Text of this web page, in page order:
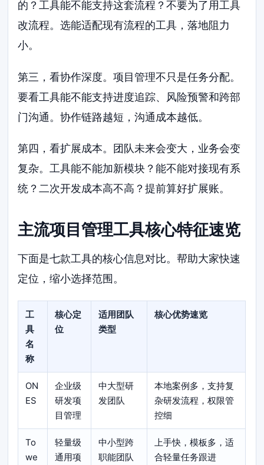
的？工具能不能支持这套流程？不要为了用工具
改流程。选能适配现有流程的工具，落地阻力
小。
第三，看协作深度。项目管理不只是任务分配。
要看工具能不能支持进度追踪、风险预警和跨部
门沟通。协作链路越短，沟通成本越低。
第四，看扩展成本。团队未来会变大，业务会变
复杂。工具能不能加新模块？能不能对接现有系
统？二次开发成本高不高？提前算好扩展账。
主流项目管理工具核心特征速览
下面是七款工具的核心信息对比。帮助大家快速
定位，缩小选择范围。
工
具
名
称
核心定
位
适用团队
类型
核心优势速览
ON
ES
企业级
研发项
目管理
中大型研
发团队
本地案例多，支持复
杂研发流程，权限管
控细
To
we
轻量级
通用项
中小型跨
职能团队
上手快，模板多，适
合轻量任务跟进